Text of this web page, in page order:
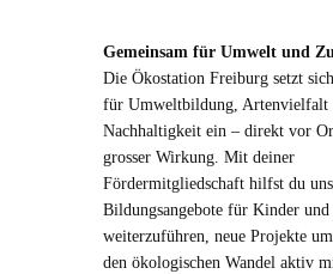
Gemeinsam für Umwelt und
Die Ökostation Freiburg setzt
für Umweltbildung, Artenvielfalt
Nachhaltigkeit ein – direkt vor
grosser Wirkung. Mit deiner
Fördermitgliedschaft hilfst du
Bildungsangebote für Kinder und
weiterzuführen, neue Projekte
den ökologischen Wandel aktiv